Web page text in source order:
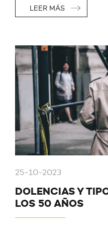
LEER MÁS
25-10-2023
DOLENCIAS Y
LOS 50 AÑOS